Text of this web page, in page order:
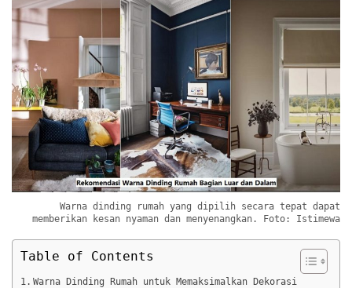
Warna dinding rumah yang dipilih secara tepat dapat
memberikan kesan nyaman dan menyenangkan. Foto: Istimewa
Table of Contents
Warna Dinding Rumah untuk Memaksimalkan Dekorasi